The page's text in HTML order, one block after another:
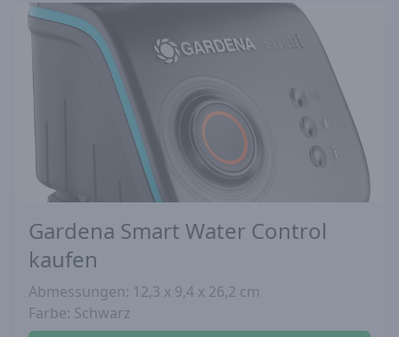
Gardena Smart Water Control
kaufen
Abmessungen: 12,3 x 9,4 x 26,2 cm
Farbe: Schwarz